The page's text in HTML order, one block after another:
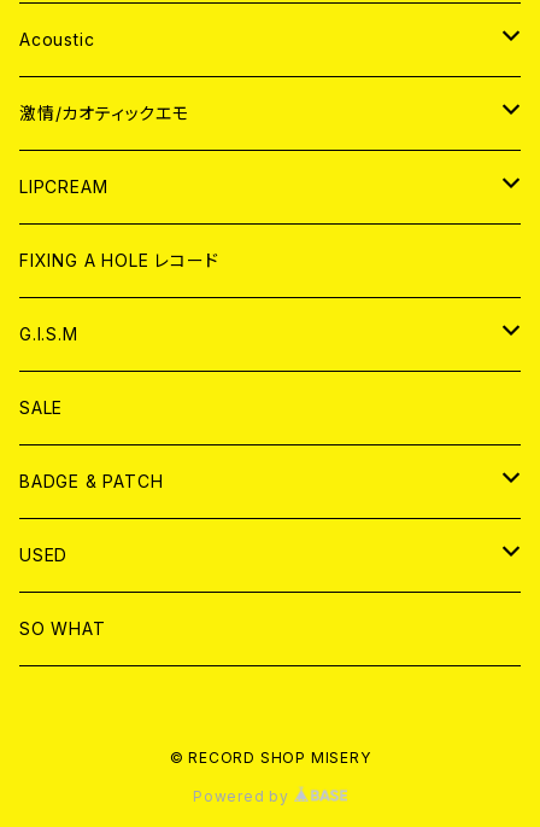
Acoustic
JAPAN
CD
ANALOG
WORLD
CD
ANALOG
激情/カオティックエモ
JAPAN
CD
ANALOG
WORLD
CD
ANALOG
LIPCREAM
CD
アナログ
DVD
T-shirt & WEAR
FIXING A HOLE レコード
G.I.S.M
CD
ANALOG
T-SHIRT & WEAR
DVD
SALE
BADGE & PATCH
BADGE
PATCH
USED
書籍
SO WHAT
© RECORD SHOP MISERY
Powered by